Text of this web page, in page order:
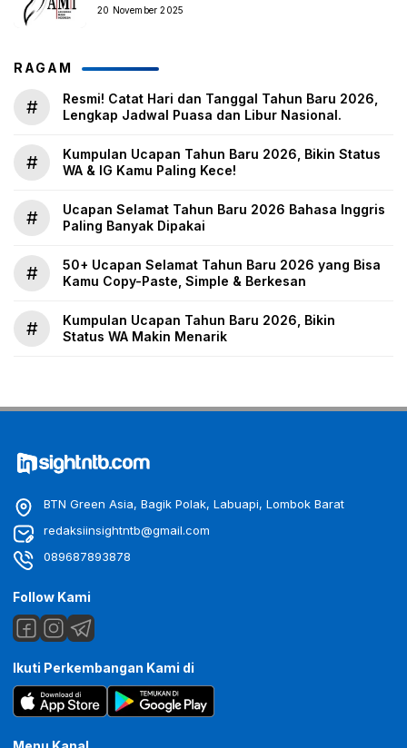
20 November 2025
RAGAM
#
Resmi! Catat Hari dan Tanggal Tahun Baru 2026,
Lengkap Jadwal Puasa dan Libur Nasional.
#
Kumpulan Ucapan Tahun Baru 2026, Bikin Status
WA & IG Kamu Paling Kece!
#
Ucapan Selamat Tahun Baru 2026 Bahasa Inggris
Paling Banyak Dipakai
#
50+ Ucapan Selamat Tahun Baru 2026 yang Bisa
Kamu Copy-Paste, Simple & Berkesan
#
Kumpulan Ucapan Tahun Baru 2026, Bikin
Status WA Makin Menarik
BTN Green Asia, Bagik Polak, Labuapi, Lombok Barat
redaksiinsightntb@gmail.com
089687893878
Follow Kami
Ikuti Perkembangan Kami di